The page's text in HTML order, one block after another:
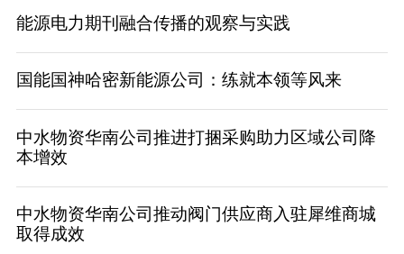
能源电力期刊融合传播的观察与实践
国能国神哈密新能源公司：练就本领等风来
中水物资华南公司推进打捆采购助力区域公司降
本增效
中水物资华南公司推动阀门供应商入驻犀维商城
取得成效